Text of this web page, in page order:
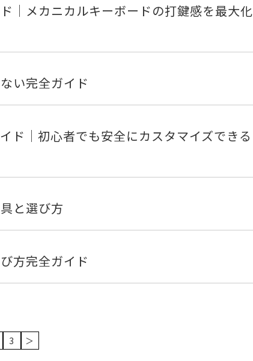
｜メカニカルキーボードの打鍵感を最大化
い完全ガイド
ド｜初心者でも安全にカスタマイズできる
と選び方
方完全ガイド
3 ＞